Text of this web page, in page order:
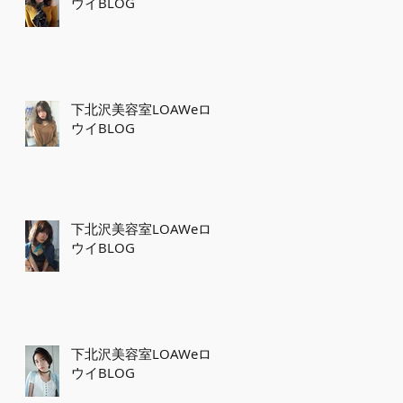
下北沢美容室LOAWeロ
ウイBLOG
下北沢美容室LOAWeロ
ウイBLOG
下北沢美容室LOAWeロ
ウイBLOG